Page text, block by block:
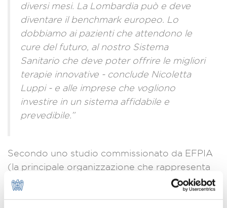
diversi mesi. La Lombardia può e deve
diventare il benchmark europeo. Lo
dobbiamo ai pazienti che attendono le
cure del futuro, al nostro Sistema
Sanitario che deve poter offrire le migliori
terapie innovative - conclude Nicoletta
Luppi - e alle imprese che vogliono
investire in un sistema affidabile e
prevedibile.”
Secondo uno studio commissionato da EFPIA
(la principale organizzazione che rappresenta
l’industria farmaceutica innovativa in Europa)
l’industria dei trial clinici genera nell’Area